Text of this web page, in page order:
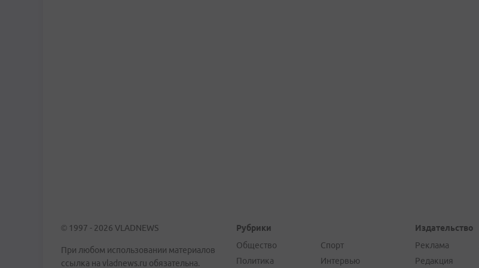
© 1997 - 2026 VLADNEWS
При любом использовании материалов
ссылка на vladnews.ru обязательна.
Рубрики
Общество
Политика
Спорт
Интервью
Издательство
Реклама
Редакция